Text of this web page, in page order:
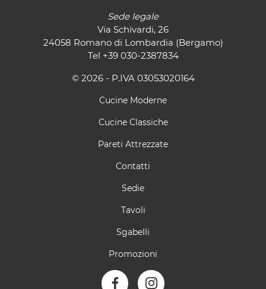
Sede legale
Via Schivardi, 26
24058 Romano di Lombardia (Bergamo)
Tel +39 030-2387834
© 2026 - P.IVA 03053020164
Cucine Moderne
Cucine Classiche
Pareti Attrezzate
Contatti
Sedie
Tavoli
Sgabelli
Promozioni